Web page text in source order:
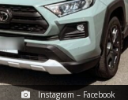
Instagram – Facebook